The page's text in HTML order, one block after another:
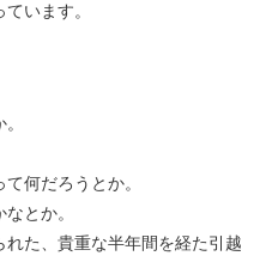
います。
何だろうとか。
とか。
た、貴重な半年間を経た引越